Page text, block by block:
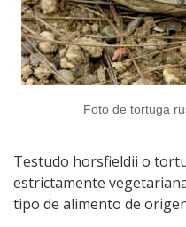
Foto de tortuga
Testudo horsfieldii o
estrictamente
tipo de alimento de